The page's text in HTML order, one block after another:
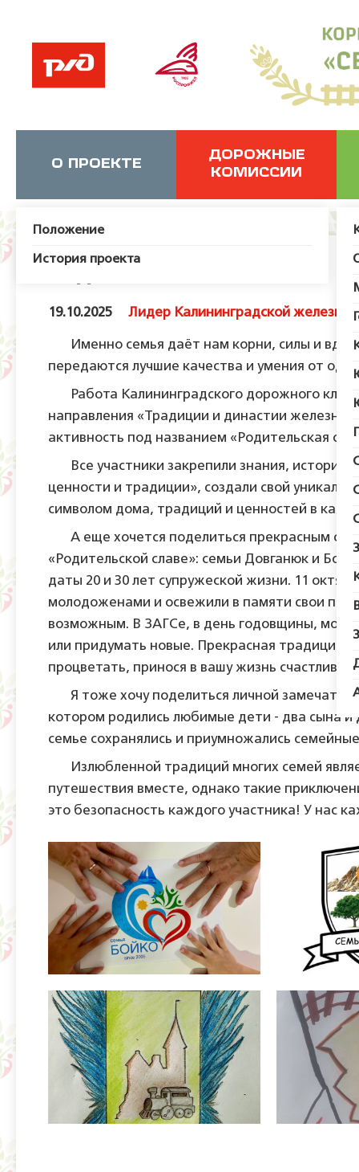
О ПРОЕКТЕ
Положение
История проекта
ДОРОЖНЫЕ
КОМИССИИ
19.10.2025 Лидер Калининградской
Именно семья даёт нам корни, силы и
передаются лучшие качества и умения от
Работа Калининградского дорожного
направления «Традиции и династии
активность под названием «Родительская
Все участники закрепили знания, историю
ценности и традиции», создали свой
символом дома, традиций и ценностей в
А еще хочется поделиться прекрасным
«Родительской славе»: семьи Довганюк и
даты 20 и 30 лет супружеской жизни. 11
молодоженами и освежили в памяти свои
возможным. В ЗАГСе, в день годовщины,
или придумать новые. Прекрасная
процветать, принося в вашу жизнь
Я тоже хочу поделиться личной
котором родились любимые дети - два сына и
семье сохранялись и приумножались
Излюбленной традиций многих семей
путешествия вместе, однако такие
это безопасность каждого участника! У нас